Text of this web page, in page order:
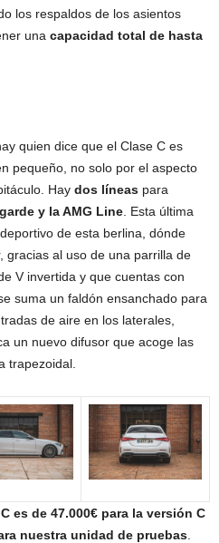
los respaldos de los asientos
una capacidad total de hasta
quien dice que el Clase C es
pequeño, no solo por el aspecto
Hay dos líneas para
y la AMG Line . Esta última
de esta berlina, dónde
gracias al uso de una parrilla de
V invertida y que cuentas con
suma un faldón ensanchado para
de aire en los laterales,
un nuevo difusor que acoge las
trapezoidal.
es de 47.000€ para la versión C
nuestra unidad de pruebas